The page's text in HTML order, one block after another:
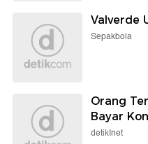
Valverde
Sepakbola
Orang
Bayar
detikInet